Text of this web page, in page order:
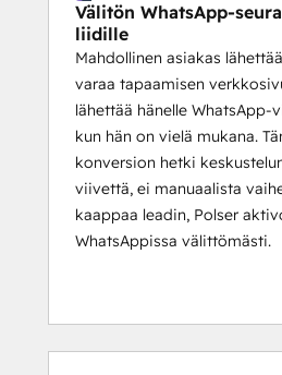
Välitön WhatsApp-
liidille
Mahdollinen asiakas
varaa tapaamisen
lähettää hänelle WhatsApp-
kun hän on vielä mukana.
konversion hetki
viivettä, ei manuaalista
kaappaa leadin, Polser
WhatsAppissa välittömästi.